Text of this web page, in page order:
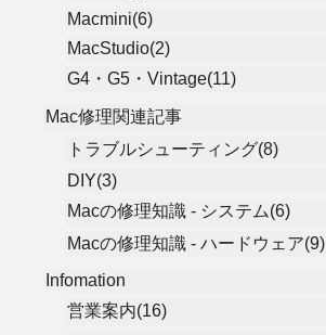
Macmini(6)
MacStudio(2)
G4・G5・Vintage(11)
Mac修理関連記事
トラブルシューティング(8)
DIY(3)
Macの修理知識 - システム(6)
Macの修理知識 - ハードウェア(9)
Infomation
営業案内(16)